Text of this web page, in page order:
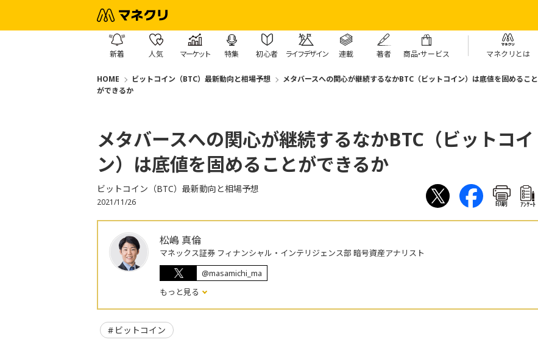
新着 人気 マーケット 特集 初心者 ライフデザイン 連載 著者 商品・サービス マネクリとは
HOME ビットコイン（BTC）最新動向と相場予想
メタバースへの関心が継続するなかBTC（ビットコイン）は底値を固めること
ができるか
メタバースへの関心が継続するなかBTC（ビットコイ
ン）は底値を固めることができるか
ビットコイン（BTC）最新動向と相場予想
2021/11/26 印刷 ｱﾝｹｰﾄ
松嶋 真倫
マネックス証券 フィナンシャル・インテリジェンス部 暗号資産アナリスト
@masamichi_ma
もっと見る
ビットコイン